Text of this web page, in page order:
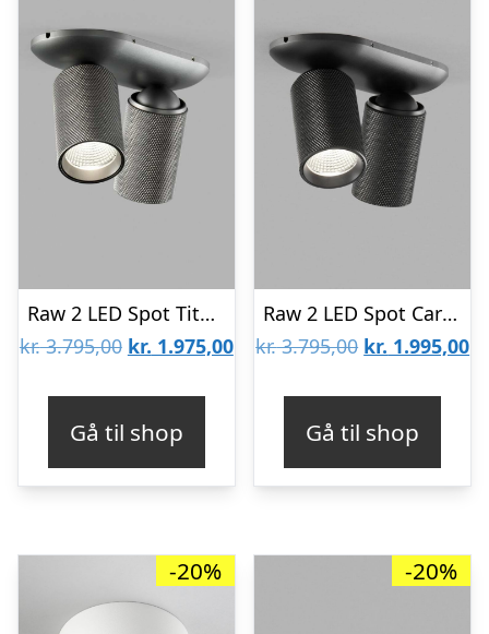
Raw 2 LED Spot Titanium 3000k-Så længe lager haves – LIGHT-POINT
kr.3.795,00 Den
var:
kr. 3.795,00.
kr. 1.975,00Den
kr. 1.975,00.
Gå til shop
Raw 2 LED Spot Carbon Sort 3000k – Så længe lager haves -LIGHT-POINT
kr.3.795,00 Den
var:
kr. 3.795,00.
kr. 1.995,00
Gå til shop
-20% -20%